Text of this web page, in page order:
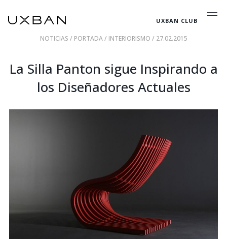
UXBAN CLUB
NOTICIAS / PORTADA/ INTERIORISMO / 27.02.2015
La Silla Panton sigue Inspirando a
los Diseñadores Actuales